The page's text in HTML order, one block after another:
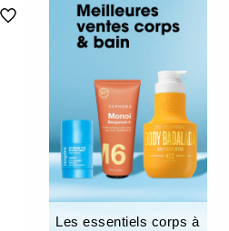
Les essentiels corps à